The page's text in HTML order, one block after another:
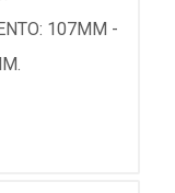
107MM -